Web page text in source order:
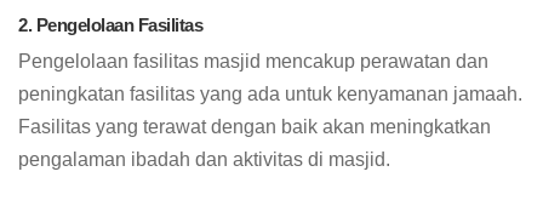
2. Pengelolaan Fasilitas
Pengelolaan fasilitas masjid mencakup perawatan dan
peningkatan fasilitas yang ada untuk kenyamanan jamaah.
Fasilitas yang terawat dengan baik akan meningkatkan
pengalaman ibadah dan aktivitas di masjid.